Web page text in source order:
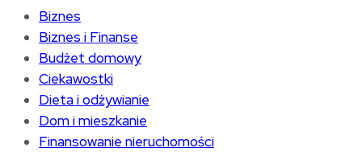
Biznes
Biznes i Finanse
Budżet domowy
Ciekawostki
Dieta i odżywianie
Dom i mieszkanie
Finansowanie nieruchomości